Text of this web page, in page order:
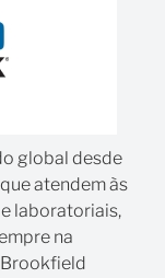
global desde
atendem às
laboratoriais,
na